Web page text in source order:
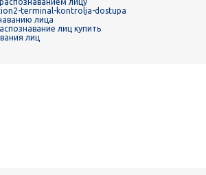
terminal-kontrolja-dostupa
лица
лиц купить
лиц